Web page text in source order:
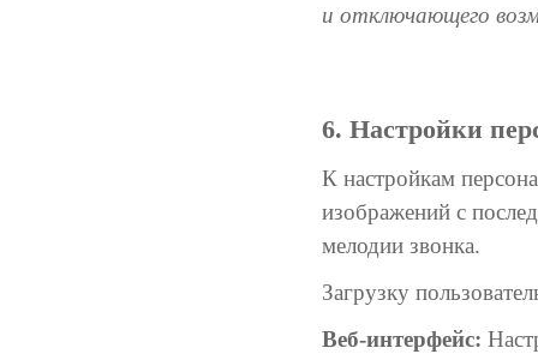
и отключающего
6. Настройки
К настройкам
изображений с
мелодии звонка.
Загрузку
Веб-интерфейс: